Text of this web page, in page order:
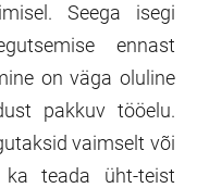
Seega isegi
ennast
on väga oluline
pakkuv tööelu.
vaimselt või
teada üht-teist